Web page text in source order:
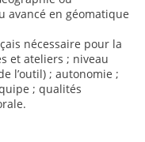
avancé en géomatique
nécessaire pour la
et ateliers ; niveau
l’outil) ; autonomie ;
; qualités